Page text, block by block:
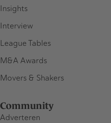
Insights
Interview
League Tables
M&A Awards
Movers & Shakers
Community
Adverteren